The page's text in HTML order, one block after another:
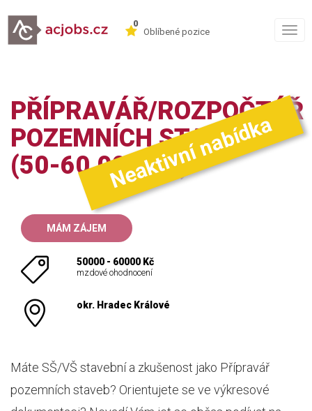
0
Oblíbené pozice
PŘÍPRAVÁŘ/ROZPOČTÁŘ
POZEMNÍCH STAVEB
(50-60.000 KČ)Neaktivní nabídka
MÁM ZÁJEM
50000 - 60000 Kč
mzdové ohodnocení
okr. Hradec Králové
Máte SŠ/VŠ stavební a zkušenost jako Přípravář
pozemních staveb? Orientujete se ve výkresové